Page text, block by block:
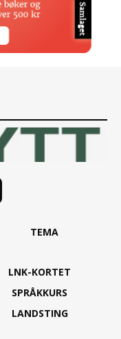
TEMA
LNK-KORTET
SPRÅKKURS
LANDSTING